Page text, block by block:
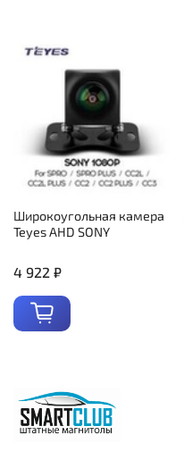
Широкоугольная камера
Teyes AHD SONY
4 922 ₽